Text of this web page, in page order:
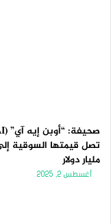
مليار دولار
أغسطس 2, 2025